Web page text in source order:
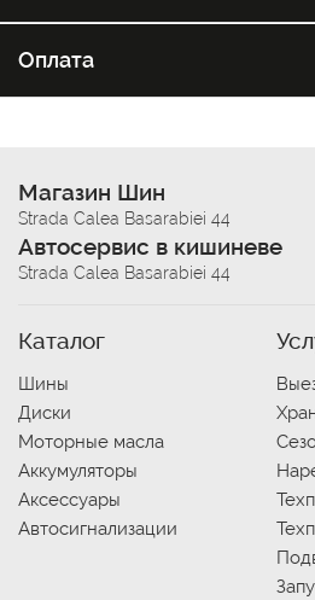
Оплата
Магазин Шин
Strada Calea Basarabiei 44
Автосервис в кишиневе
Strada Calea Basarabiei 44
Каталог
Шины
Диски
Моторные масла
Аккумуляторы
Аксессуары
Автосигнализации